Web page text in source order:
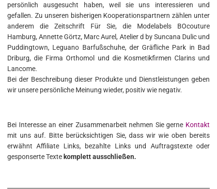
persönlich ausgesucht haben, weil sie uns interessieren und
gefallen. Zu unseren bisherigen Kooperationspartnern zählen unter
anderem die Zeitschrift Für Sie, die Modelabels BOcouture
Hamburg, Annette Görtz, Marc Aurel, Atelier d by Suncana Dulic und
Puddingtown, Leguano Barfußschuhe, der Gräfliche Park in Bad
Driburg, die Firma Orthomol und die Kosmetikfirmen Clarins und
Lancome.
Bei der Beschreibung dieser Produkte und Dienstleistungen geben
wir unsere persönliche Meinung wieder, positiv wie negativ.
Bei Interesse an einer Zusammenarbeit nehmen Sie gerne Kontakt
mit uns auf. Bitte berücksichtigen Sie, dass wir wie oben bereits
erwähnt Affiliate Links, bezahlte Links und Auftragstexte oder
gesponserte Texte komplett ausschließen.